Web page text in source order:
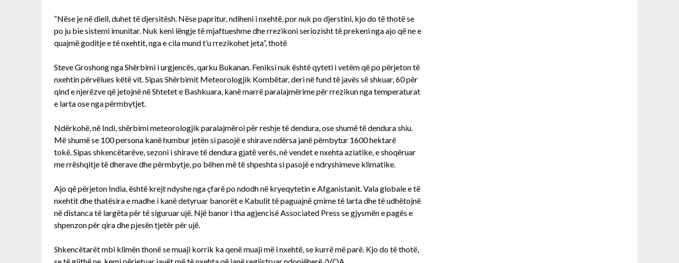
“Nëse je në diell, duhet të djersitësh. Nëse papritur, ndiheni i nxehtë, por nuk po djerstini, kjo do të thotë se
po ju bie sistemi imunitar. Nuk keni lëngje të mjaftueshme dhe rrezikoni seriozisht të prekeni nga ajo që ne e
quajmë goditje e të nxehtit, nga e cila mund t’u rrezikohet jeta”, thotë
Steve Groshong nga Shërbimi i urgjencës, qarku Bukanan. Feniksi nuk është qyteti i vetëm që po përjeton të
nxehtin përvëlues këtë vit. Sipas Shërbimit Meteorologjik Kombëtar, deri në fund të javës së shkuar, 60 për
qind e njerëzve që jetojnë në Shtetet e Bashkuara, kanë marrë paralajmërime për rrezikun nga temperaturat
e larta ose nga përmbytjet.
Ndërkohë, në Indi, shërbimi meteorologjik paralajmëroi për reshje të dendura, ose shumë të dendura shiu.
Më shumë se 100 persona kanë humbur jetën si pasojë e shirave ndërsa janë pëmbytur 1600 hektarë
tokë. Sipas shkencëtarëve, sezoni i shirave të dendura gjatë verës, në vendet e nxehta aziatike, e shoqëruar
me rrëshqitje të dherave dhe përmbytje, po bëhen më të shpeshta si pasojë e ndryshimeve klimatike.
Ajo që përjeton India, është krejt ndyshe nga çfarë po ndodh në kryeqytetin e Afganistanit. Vala globale e të
nxehtit dhe thatësira e madhe i kanë detyruar banorët e Kabulit të paguajnë çmime të larta dhe të udhëtojnë
në distanca të largëta për të siguruar ujë. Një banor i tha agjencisë Associated Press se gjysmën e pagës e
shpenzon për qira dhe pjesën tjetër për ujë.
Shkencëtarët mbi klimën thonë se muaji korrik ka qenë muaji më i nxehtë, se kurrë më parë. Kjo do të thotë,